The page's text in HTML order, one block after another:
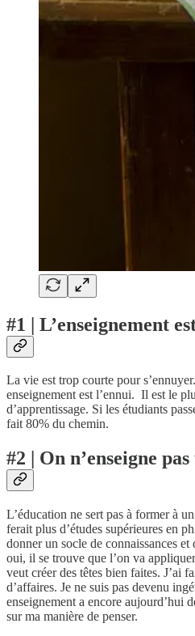
#1 | L’enseignement
La vie est trop courte pour
enseignement est l’ennui. Il est le
d’apprentissage. Si les étudiants
fait 80% du chemin.
#2 | On n’enseigne
L’éducation ne sert pas à former à
ferait plus d’études supérieures en
donner un socle de connaissances
oui, il se trouve que l’on va
veut créer des têtes bien faites. J’ai
d’affaires. Je ne suis pas devenu
enseignement a encore aujourd’hui
sur ma manière de penser.